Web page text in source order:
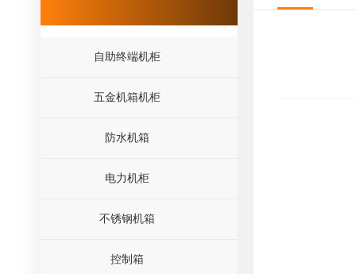
自助终端机柜
五金机箱机柜
防水机箱
电力机柜
不锈钢机箱
控制箱